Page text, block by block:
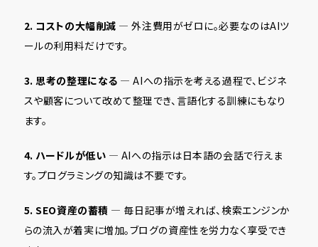
2. コストの大幅削減 — 外注費用がゼロに。必要なのはAIツ
ールの利用料だけです。
3. 思考の整理になる — AIへの指示を考える過程で、ビジネ
スや顧客について改めて整理でき、言語化する訓練にもなり
ます。
4. ハードルが低い — AIへの指示は日本語の会話で行えま
す。プログラミングの知識は不要です。
5. SEO資産の蓄積 — 毎日記事が増えれば、検索エンジンか
らの流入が着実に増加。ブログの資産性を労力なく享受でき